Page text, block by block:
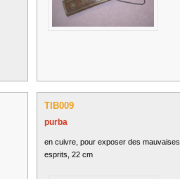
TIB009
purba
en cuivre, pour exposer des mauvaises
esprits, 22 cm